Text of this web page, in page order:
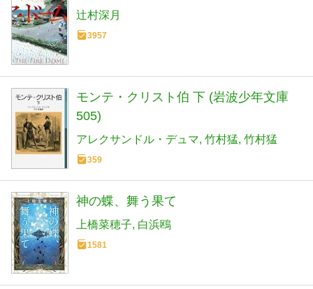
辻村深月
3957
モンテ・クリスト伯 下 (岩波少年文庫
505)
アレクサンドル・デュマ 竹村猛 竹村猛
359
神の蝶、舞う果て
上橋菜穂子 白浜鴎
1581